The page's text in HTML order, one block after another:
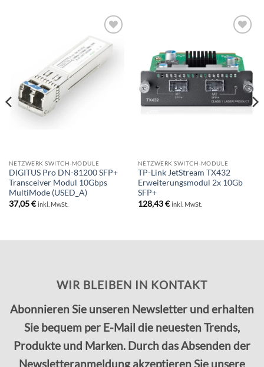
BESTELLLISTE
NETZWERK SWITCH-MODULE
DIGITUS Pro DN-81200 SFP+
Transceiver Modul 10Gbps
MultiMode (USED_A)
37,05€ inkl. MwSt.
NETZWERK SWITCH-MODULE
TP-Link JetStream TX432
Erweiterungsmodul 2x 10Gb
SFP+
128,43€ inkl. MwSt.
WIR BLEIBEN IN KONTAKT
Abonnieren Sie unseren Newsletter und erhalten
Sie bequem per E-Mail die neuesten Trends,
Produkte und Marken. Durch das Absenden der
Newsletteranmeldung akzeptieren Sie unsere